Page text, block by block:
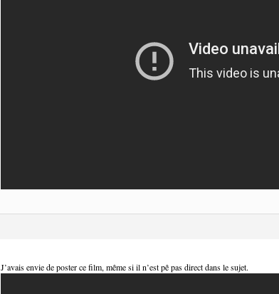
J’avais envie de poster ce film, même si il n’est pê pas direct dans le sujet.